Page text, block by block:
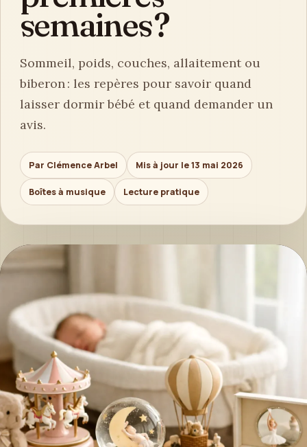
semaines ?
Sommeil, poids, couches, allaitement ou
biberon : les repères pour savoir quand
laisser dormir bébé et quand demander un
avis.
Par Clémence Arbel Mis à jour le 13 mai 2026
Boîtes à musique Lecture pratique